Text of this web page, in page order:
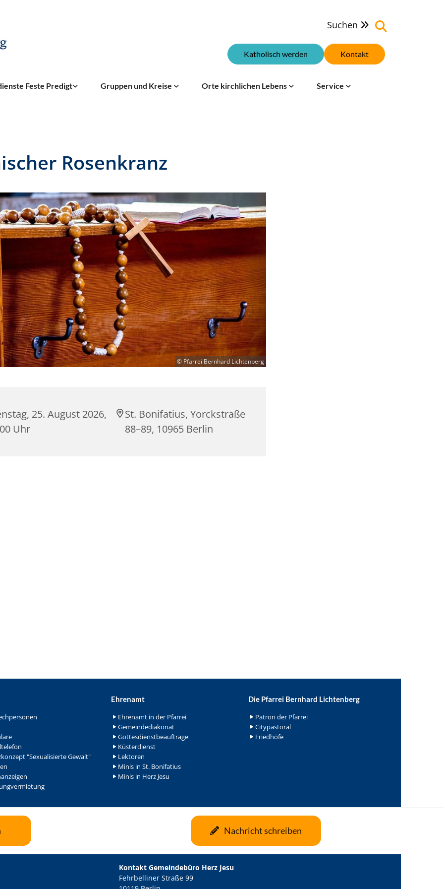
Suchen 
Kontakt
Katholisch werden
Feste Predigt Gruppen und Kreise Orte kirchlichen Lebens Service
Rosenkranz
© Pfarrei Bernhard Lichtenberg
25. August 2026,
Uhr
St. Bonifatius, Yorckstraße
88–89, 10965 Berlin
"Sexualisierte Gewalt"
Ehrenamt
Ehrenamt in der Pfarrei
Gemeindediakonat
Gottesdienstbeauftrage
Küsterdienst
Lektoren
Minis in St. Bonifatius
Minis in Herz Jesu
Die Pfarrei Bernhard Lichtenberg
Patron der Pfarrei
Citypastoral
Friedhöfe
Nachricht schreiben
Kontakt Gemeindebüro Herz Jesu
Fehrbelliner Straße 99